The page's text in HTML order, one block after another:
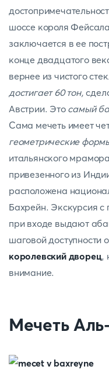
шоссе короля
заключается в ее
конце двадцатого
вернее из чистого
достигает 60 тон,
Австрии. Это самый
Сама мечеть имеет
геометрические
итальянского
привезенного из
расположена
Бахрейн. Экскурсия с
при входе выдают
шаговой доступности
королевский дворец,
внимание.
Мечеть